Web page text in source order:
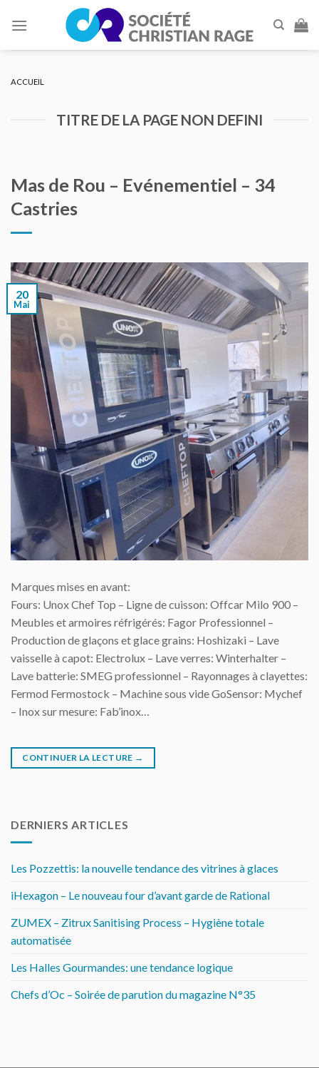
ACCUEIL
TITRE DE LA PAGE NON DEFINI
Mas de Rou – Evénementiel – 34
Castries
20
Mai
Marques mises en avant:
Fours: Unox Chef Top – Ligne de cuisson: Offcar Milo 900 –
Meubles et armoires réfrigérés: Fagor Professionnel –
Production de glaçons et glace grains: Hoshizaki – Lave
vaisselle à capot: Electrolux – Lave verres: Winterhalter –
Lave batterie: SMEG professionnel – Rayonnages à clayettes:
Fermod Fermostock – Machine sous vide GoSensor: Mychef
– Inox sur mesure: Fab’inox…
CONTINUER LA LECTURE →
DERNIERS ARTICLES
Les Pozzettis: la nouvelle tendance des vitrines à glaces
iHexagon – Le nouveau four d’avant garde de Rational
ZUMEX – Zitrux Sanitising Process – Hygiène totale
automatisée
Les Halles Gourmandes: une tendance logique
Chefs d’Oc – Soirée de parution du magazine N°35